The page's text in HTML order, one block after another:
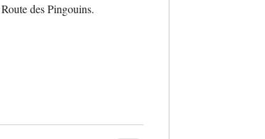
des Pingouins.